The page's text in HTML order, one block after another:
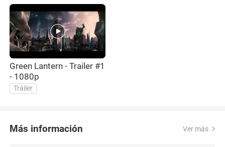
Green Lantern - Trailer #1
- 1080p
Tráiler
Más información Ver más